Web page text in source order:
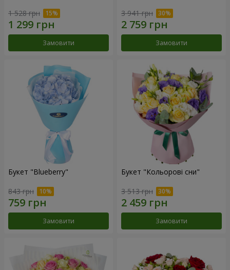
1 528 грн
Замовити
3 941 грн
Замовити
Букет "Blueberry"
843 грн
Замовити
Букет "Кольорові сни"
3 513 грн
Замовити